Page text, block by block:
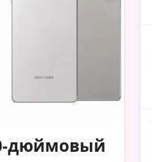
дюймовый